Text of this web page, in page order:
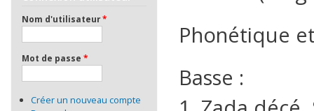
Nom d'utilisateur*
Mot de passe *
Créer un nouveau compte
Phonétique
Basse :